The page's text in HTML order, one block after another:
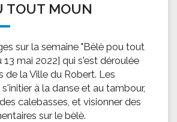
TOUT MOUN
sur la semaine "Bèlè pou tout
13 mai 2022] qui s'est déroulée
de la Ville du Robert. Les
à la danse et au tambour,
calebasses, et visionner des
sur le bèlè.